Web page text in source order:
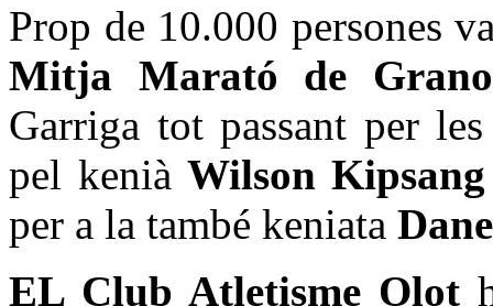
Prop de 10.000 persones
Mitja Marató de
Garriga tot passant per
pel kenià Wilson
per a la també keniata
EL Club Atletisme Olot